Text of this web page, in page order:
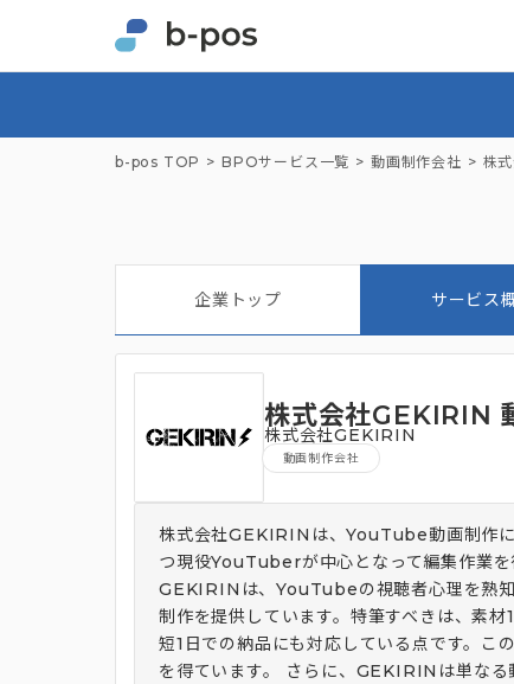
b-pos TOP BPOサービス一覧 動画制作会社 株
企業トップ サービス
株式会社GEKIRIN
株式会社GEKIRIN
動画制作会社
株式会社GEKIRINは、YouTube動画制作に
つ現役YouTuberが中心となって編集作業を
GEKIRINは、YouTubeの視聴者心理を熟知
制作を提供しています。特筆すべきは、素
短1日での納品にも対応している点です。こ
を得ています。 さらに、GEKIRINは単な